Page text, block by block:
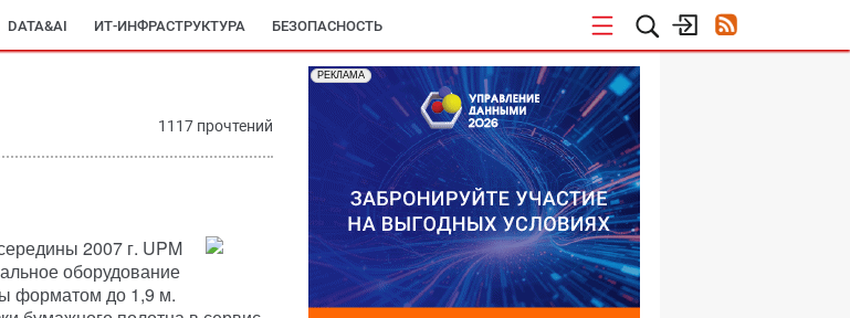
DATA&AI ИТ-ИНФРАСТРУКТУРА БЕЗОПАСНОСТЬ
1117 прочтений
2007 г. UPM
оборудование
форматом до 1,9 м.
РЕКЛАМА